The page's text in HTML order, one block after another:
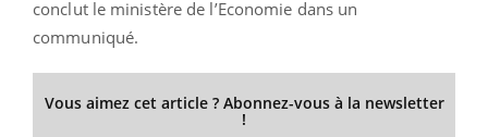
conclut le ministère de l’Economie dans un
communiqué.
Vous aimez cet article ? Abonnez-vous à la newsletter
!